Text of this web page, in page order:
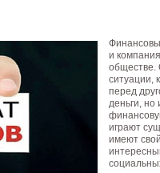
и
обществе.
ситуации,
перед
деньги, но
играют
имеют